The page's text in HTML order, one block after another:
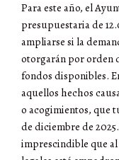
Para este año, el
presupuestaria de
ampliarse si la
otorgarán por orden
fondos disponibles.
aquellos hechos
o acogimientos, que
de diciembre de
imprescindible que